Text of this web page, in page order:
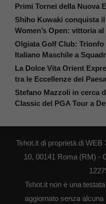
Primi Tornei della Nuova
Shiho Kuwaki conquista
Women’s Open: vittoria
Olgiata Golf Club:
Italiano Maschile a
La Dolce Vita Orient
tra le Eccellenze del
Stefano Mazzoli in cerca
Classic del PGA Tour a
Tshot.it di proprietà di
10, 00141 Roma (RM) -
Tshot.it non è una
aggiornato senza